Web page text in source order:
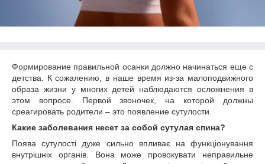
Формирование правильной осанки должно начинаться еще с
детства. К сожалению, в наше время из-за малоподвижного
образа жизни у многих детей наблюдаются осложнения в
этом вопросе. Первой звоночек, на которой должны
среагировать родители – это появление сутулости.
Какие заболевания несет за собой сутулая спина?
Поява сутулості дуже сильно впливає на функціонування
внутрішніх органів. Вона може провокувати неправильне